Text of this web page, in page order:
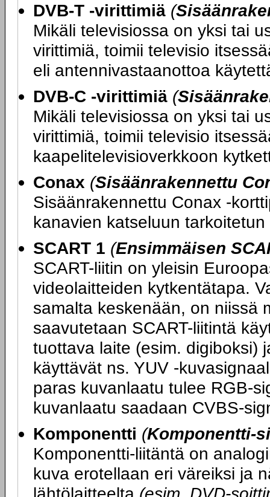
DVB-T -virittimiä (
Mikäli televisiossa on yksi tai
virittimiä, toimii televisio
eli antennivastaanottoa
DVB-C -virittimiä (
Mikäli televisiossa on yksi tai
virittimiä, toimii televisio
kaapelitelevisioverkkoon
Conax (Sisäänrakennettu
Sisäänrakennettu Conax -
kanavien katseluun
SCART 1 (Ensimmäisen
SCART-liitin on yleisin
videolaitteiden kytkentätapa.
samalta keskenään, on niissä
saavutetaan SCART-liitintä
tuottava laite (esim. digiboksi)
käyttävät ns. YUV -
paras kuvanlaatu tulee RGB-
kuvanlaatu saadaan CVBS-
Komponentti (Komponentti-
Komponentti-liitäntä on
kuva erotellaan eri väreiksi ja